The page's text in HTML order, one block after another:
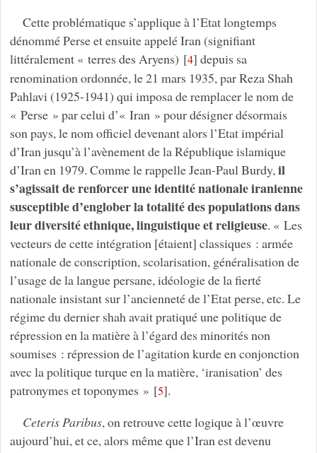
Cette problématique s’applique à l’Etat longtemps
dénommé Perse et ensuite appelé Iran (signifiant
littéralement « terres des Aryens) [4] depuis sa
renomination ordonnée, le 21 mars 1935, par Reza Shah
Pahlavi (1925-1941) qui imposa de remplacer le nom de
« Perse » par celui d’« Iran » pour désigner désormais
son pays, le nom officiel devenant alors l’Etat impérial
d’Iran jusqu’à l’avènement de la République islamique
d’Iran en 1979. Comme le rappelle Jean-Paul Burdy,il
s’agissait de renforcer une identité nationale iranienne
susceptible d’englober la totalité des populations dans
leur diversité ethnique, linguistique et religieuse. « Les
vecteurs de cette intégration [étaient] classiques : armée
nationale de conscription, scolarisation, généralisation de
l’usage de la langue persane, idéologie de la fierté
nationale insistant sur l’ancienneté de l’Etat perse, etc. Le
régime du dernier shah avait pratiqué une politique de
répression en la matière à l’égard des minorités non
soumises : répression de l’agitation kurde en conjonction
avec la politique turque en la matière, ‘iranisation’ des
patronymes et toponymes » [5].
Ceteris Paribus, on retrouve cette logique à l’œuvre
aujourd’hui, et ce, alors même que l’Iran est devenu